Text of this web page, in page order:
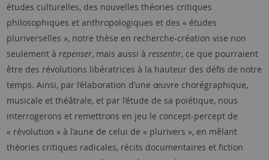
études culturelles, des nouvelles théories critiques
philosophiques et anthropologiques et des « études
pluriverselles », notre thèse en recherche-création vise non
seulement à repenser, mais aussi à ressentir, ce que pourraient
être des révolutions libératrices à la hauteur des défis de notre
temps. Ainsi, par l’élaboration d’une œuvre chorégraphique,
musicale et théâtrale, et par l’étude de sa poïétique, nous
interrogerons et remettrons en jeu le concept-percept de
« révolution » à l’aune de celui de « plurivers », en mêlant
théories critiques radicales, récits documentaires et fiction